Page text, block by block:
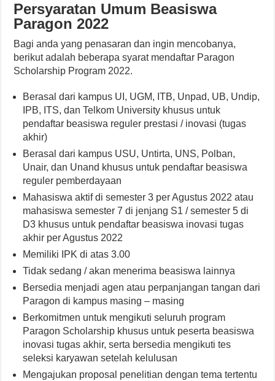
Persyaratan Umum Beasiswa
Paragon 2022
Bagi anda yang penasaran dan ingin mencobanya,
berikut adalah beberapa syarat mendaftar Paragon
Scholarship Program 2022.
Berasal dari kampus UI, UGM, ITB, Unpad, UB, Undip,
IPB, ITS, dan Telkom University khusus untuk
pendaftar beasiswa reguler prestasi / inovasi (tugas
akhir)
Berasal dari kampus USU, Untirta, UNS, Polban,
Unair, dan Unand khusus untuk pendaftar beasiswa
reguler pemberdayaan
Mahasiswa aktif di semester 3 per Agustus 2022 atau
mahasiswa semester 7 di jenjang S1 / semester 5 di
D3 khusus untuk pendaftar beasiswa inovasi tugas
akhir per Agustus 2022
Memiliki IPK di atas 3.00
Tidak sedang / akan menerima beasiswa lainnya
Bersedia menjadi agen atau perpanjangan tangan dari
Paragon di kampus masing – masing
Berkomitmen untuk mengikuti seluruh program
Paragon Scholarship khusus untuk peserta beasiswa
inovasi tugas akhir, serta bersedia mengikuti tes
seleksi karyawan setelah kelulusan
Mengajukan proposal penelitian dengan tema tertentu